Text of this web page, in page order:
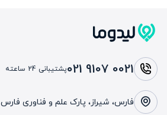
021 9107 0021پشتیبانی 24 ساعته
فارس، شیراز، پارک علم و فناوری فارس